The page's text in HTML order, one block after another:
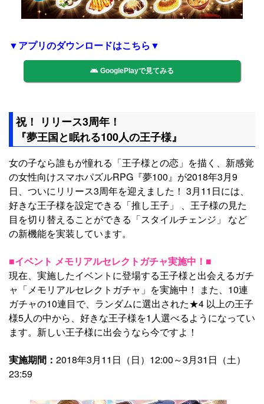
▼アプリのダウンロードはこちら▼
GooglePlayで見てみる
祝！ リリース3周年！
『夢王国と眠れる100人の王子様』
女の子なら誰もが憧れる「王子様との恋」を描く、新感覚
の女性向けスマホパズルRPG『夢100』が2018年3月9
日、ついにリリース3周年を迎えました！ 3月11日には、
好きな王子様を設定できる「推し王子」 、王子様の見た
目を切り替えることができる「スタイルチェンジ」 など
の新機能を実装しています。
■イベント メモリアルセレクトガチャ実施中！■
現在、実施したイベントに登場する王子様と出会えるガチ
ャ「メモリアルセレクトガチャ」を実施中！ また、10連
ガチャの10連目で、ランダムに選出された★4 以上の王子
様5人の中から、好きな王子様を1人選べるようになってい
ます。新しい王子様に出会うなら今ですよ！
実施期間： 2018年3月11日（日）12:00～3月31日（土）
23:59